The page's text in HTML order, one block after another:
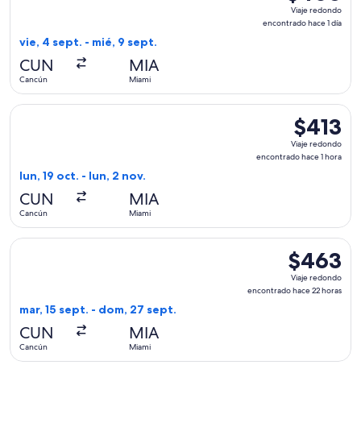
Viaje
redondo,
Viaje redondo
encontrado hace 1 día
vie, 4 sept. - mié, 9 sept.
CUN
Cancún
MIA
Miami
$413
Viaje
redondo,
$413
Viaje redondo
encontrado hace 1 hora
lun, 19 oct. - lun, 2 nov.
CUN
Cancún
MIA
Miami
Seleccionar vuelo de Frontier Airlines, con salida el lun, 19
$463
Viaje
redondo,
$463
Viaje redondo
encontrado hace 22 horas
mar, 15 sept. - dom, 27 sept.
CUN
Cancún
MIA
Miami
Seleccionar vuelo de United, con salida el mar, 15 sept.